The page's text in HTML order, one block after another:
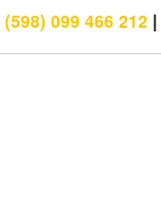
(598) 099 466 212 |